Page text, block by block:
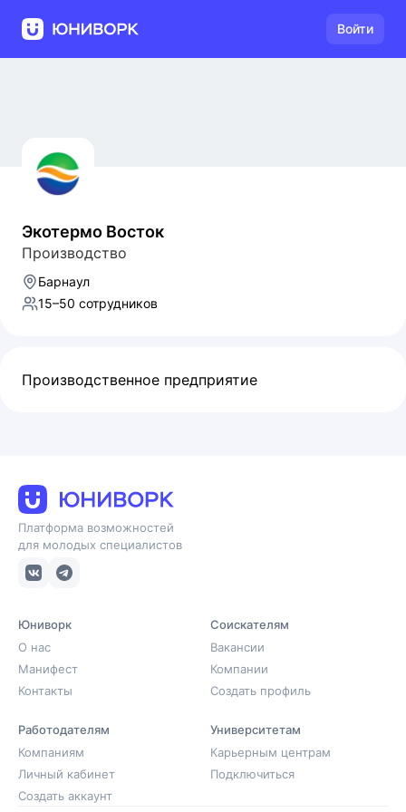
Войти
Экотермо Восток
Производство
Барнаул
15–50 сотрудников
Производственное предприятие
Платформа возможностей
для молодых специалистов
Юниворк
О нас
Манифест
Контакты
Соискателям
Вакансии
Компании
Создать профиль
Работодателям
Компаниям
Личный кабинет
Создать аккаунт
Университетам
Карьерным центрам
Подключиться